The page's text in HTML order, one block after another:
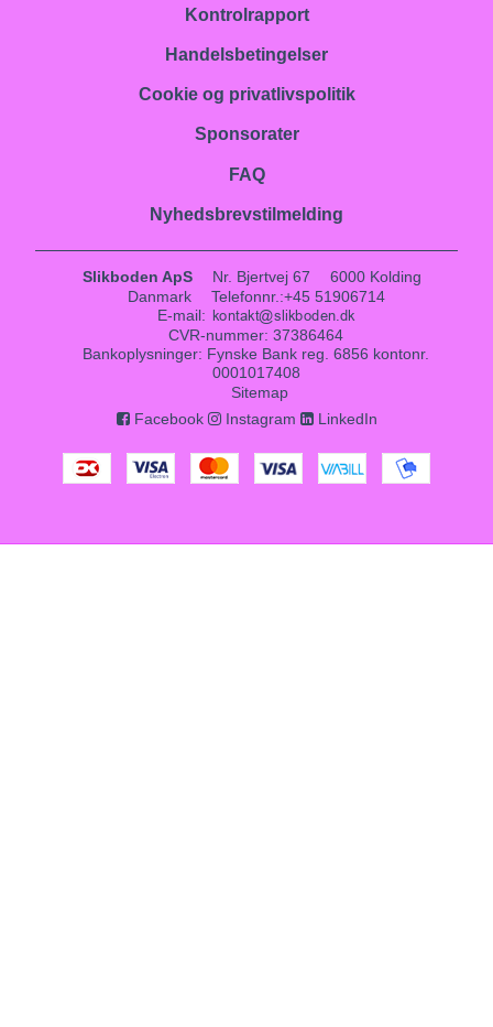
Kontrolrapport
Handelsbetingelser
Cookie og privatlivspolitik
Sponsorater
FAQ
Nyhedsbrevstilmelding
Slikboden ApS Nr. Bjertvej 67
6000 Kolding
Danmark
Telefonnr. :+45 51906714
E-mail:
CVR-nummer: 37386464
Bankoplysninger: Fynske Bank reg. 6856 kontonr.
0001017408
Sitemap
Facebook
Instagram LinkedIn